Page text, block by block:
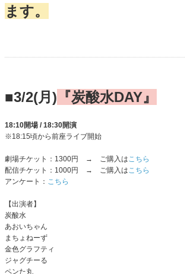
ます。
■3/2(月) 『炭酸水DAY』
18:10開場 / 18:30開演
※18:15頃から前座ライブ開始
劇場チケット：1300円 → ご購入はこちら
配信チケット：1000円 → ご購入はこちら
アンケート： こちら
【出演者】
炭酸水
あおいちゃん
まちょねーず
金色グラフティ
ジャグチーる
ペンた丸